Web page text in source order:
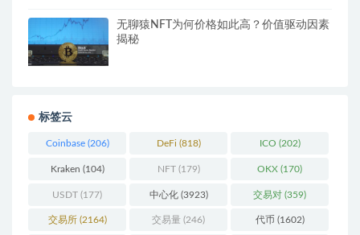
无聊猿NFT为何价格如此高？价值驱动因素
揭秘
标签云
Coinbase(206) DeFi (818) ICO (202)
Kraken (104) NFT(179) OKX (170)
USDT (177) 中心化(3923) 交易对 (359)
交易所(2164) 交易量 (246) 代币 (1602)